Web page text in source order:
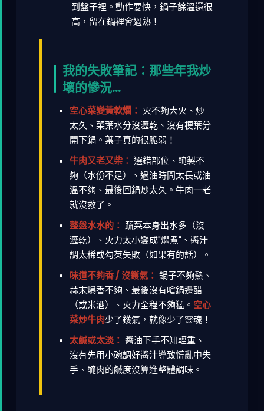
到盤子裡。動作要快，鍋子餘溫還很
高，留在鍋裡會過熟！
我的失敗筆記：那些年我炒
壞的慘況...
空心菜變黃軟爛： 火不夠大火、炒
太久、菜葉水分沒瀝乾、沒有梗葉分
開下鍋。葉子真的很脆弱！
牛肉又老又柴： 選錯部位、醃製不
夠（水份不足）、過油時間太長或油
溫不夠、最後回鍋炒太久。牛肉一老
就沒救了。
整盤水水的： 蔬菜本身出水多（沒
瀝乾）、火力太小變成"燜煮"、醬汁
調太稀或勾芡失敗（如果有的話）。
味道不夠香 / 沒鑊氣： 鍋子不夠熱、
蒜末爆香不夠、最後沒有嗆鍋邊醋
（或米酒）、火力全程不夠猛。 空心
菜炒牛肉少了鑊氣，就像少了靈魂！
太鹹或太淡： 醬油下手不知輕重、
沒有先用小碗調好醬汁導致慌亂中失
手、醃肉的鹹度沒算進整體調味。